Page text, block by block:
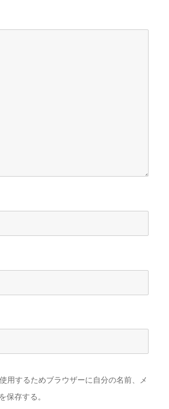
用するためブラウザーに自分の名前、メ
保存する。